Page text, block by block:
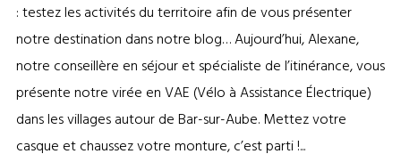
: testez les activités du territoire afin de vous présenter
notre destination dans notre blog… Aujourd’hui, Alexane,
notre conseillère en séjour et spécialiste de l’itinérance, vous
présente notre virée en VAE (Vélo à Assistance Électrique)
dans les villages autour de Bar-sur-Aube. Mettez votre
casque et chaussez votre monture, c’est parti !...